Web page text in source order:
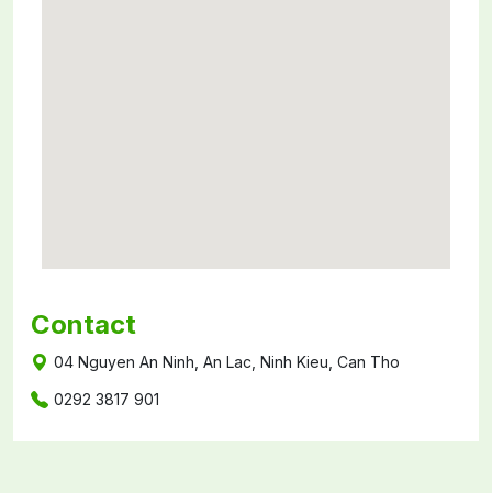
Contact
04 Nguyen An Ninh, An Lac, Ninh Kieu, Can Tho
0292 3817 901